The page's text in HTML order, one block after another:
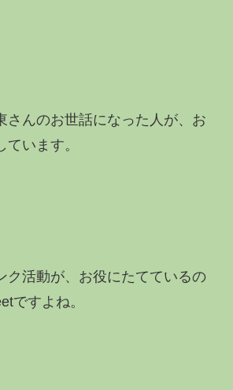
さんのお世話になった人が、お
います。
ク活動が、お役にたてているの
ですよね。